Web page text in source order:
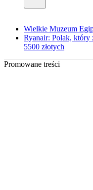
Wielkie Muzeum
Ryanair: Polak, który
5500 złotych
Promowane treści